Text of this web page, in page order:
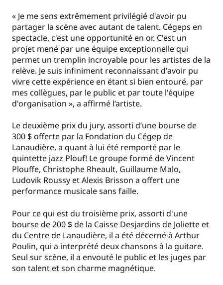
« Je me sens extrêmement privilégié d'avoir pu
partager la scène avec autant de talent. Cégeps en
spectacle, c'est une opportunité en or. C'est un
projet mené par une équipe exceptionnelle qui
permet un tremplin incroyable pour les artistes de la
relève. Je suis infiniment reconnaissant d'avoir pu
vivre cette expérience en étant si bien entouré, par
mes collègues, par le public et par toute l'équipe
d'organisation », a affirmé l’artiste.
Le deuxième prix du jury, assorti d’une bourse de
300 $ offerte par la Fondation du Cégep de
Lanaudière, a quant à lui été remporté par le
quintette jazz Plouf! Le groupe formé de Vincent
Plouffe, Christophe Rheault, Guillaume Malo,
Ludovik Roussy et Alexis Brisson a offert une
performance musicale sans faille.
Pour ce qui est du troisième prix, assorti d'une
bourse de 200 $ de la Caisse Desjardins de Joliette et
du Centre de Lanaudière, il a été décerné à Arthur
Poulin, qui a interprété deux chansons à la guitare.
Seul sur scène, il a envouté le public et les juges par
son talent et son charme magnétique.